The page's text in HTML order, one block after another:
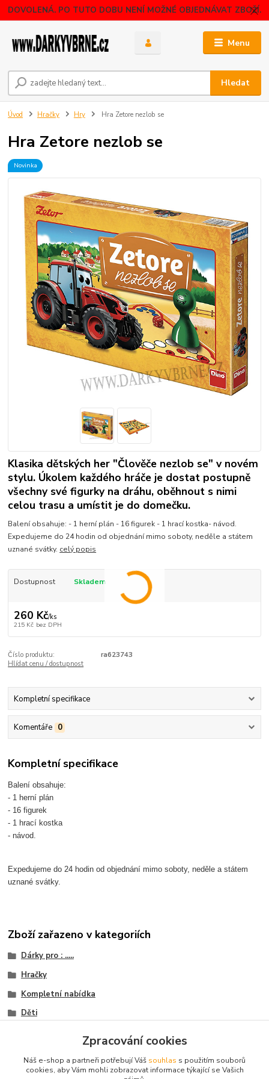
DOVOLENÁ. PO TUTO DOBU NENÍ MOŽNÉ OBJEDNÁVAT ZBOŽÍ.
Menu
Hledat
Úvod Hračky Hry Hra Zetore nezlob se
Hra Zetore nezlob se
Novinka
Klasika dětských her "Člověče nezlob se" v novém
stylu. Úkolem každého hráče je dostat postupně
všechny své figurky na dráhu, oběhnout s nimi
celou trasu a umístit je do domečku.
Balení obsahuje: - 1 herní plán - 16 figurek - 1 hrací kostka- návod.
Expedujeme do 24 hodin od objednání mimo soboty, neděle a státem
uznané svátky. celý popis
Dostupnost Skladem
260 Kč/ks
215 Kč bez DPH
Číslo produktu:
ra623743
Hlídat cenu / dostupnost
Kompletní specifikace
Komentáře 0
Kompletní specifikace
Balení obsahuje:
- 1 herní plán
- 16 figurek
- 1 hrací kostka
- návod.
Expedujeme do 24 hodin od objednání mimo soboty, neděle a státem
uznané svátky.
Zboží zařazeno v kategoriích
Dárky pro : .....
Hračky
Kompletní nabídka
Děti
Zpracování cookies
Náš e-shop a partneři potřebují Váš souhlas s použitím souborů
cookies, aby Vám mohli zobrazovat informace týkající se Vašich